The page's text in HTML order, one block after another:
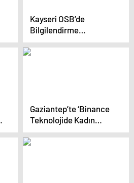
Kayseri OSB’de
Bilgilendirme
Toplantısı
Gaziantep’te ‘Binance
Teknolojide Kadın
Akademisi’ Başladı